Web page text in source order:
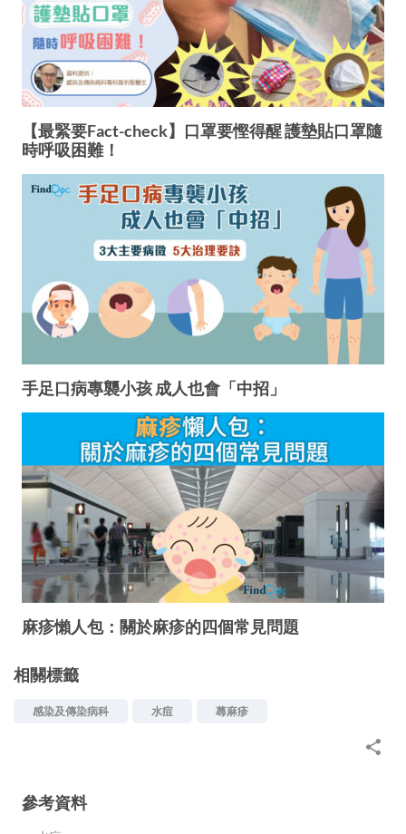
【最緊要Fact-check】口罩要慳得醒 護墊貼口罩隨
時呼吸困難！
手足口病專襲小孩 成人也會「中招」
麻疹懶人包：關於麻疹的四個常見問題
相關標籤
感染及傳染病科 水痘 蕁麻疹
參考資料